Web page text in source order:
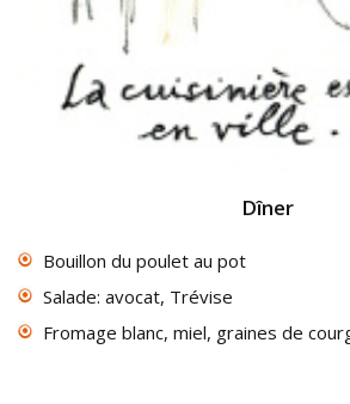
Dîner
Bouillon du poulet au pot
Salade: avocat, Trévise
Fromage blanc, miel, graines de